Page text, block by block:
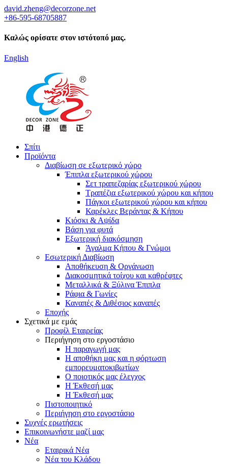
david.zheng@decorzone.net
+86-595-68705887
Καλώς ορίσατε στον ιστότοπό μας.
English
Σπίτι
Προϊόντα
Διαβίωση σε εξωτερικό χώρο
Έπιπλα εξωτερικού χώρου
Σετ τραπεζαρίας εξωτερικού χώρου
Τραπέζια εξωτερικού χώρου και κήπου
Πάγκοι εξωτερικού χώρου και κήπου
Καρέκλες Βεράντας & Κήπου
Κιόσκι & Αψίδα
Βάση για φυτά
Εξωτερική διακόσμηση
Άγαλμα Κήπου & Γνώμοι
Εσωτερική Διαβίωση
Αποθήκευση & Οργάνωση
Διακοσμητικά τοίχου και καθρέφτες
Μεταλλικά & Ξύλινα Έπιπλα
Ράφια & Γωνίες
Καναπές & Διθέσιος καναπές
Εποχής
Σχετικά με εμάς
Προφίλ Εταιρείας
Περιήγηση στο εργοστάσιο
Η παραγωγή μας
Η αποθήκη μας και η φόρτωση
εμπορευματοκιβωτίων
Ο ποιοτικός μας έλεγχος
Η Έκθεσή μας
Η Έκθεσή μας
Πιστοποιητικό
Περιήγηση στο εργοστάσιο
Συχνές ερωτήσεις
Επικοινωνήστε μαζί μας
Νέα
Εταιρικά Νέα
Νέα του Κλάδου